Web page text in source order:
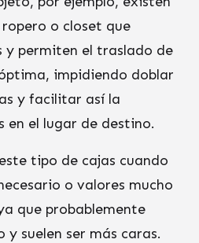
o closet que
y permiten el traslado de
impidiendo doblar
y facilitar así la
en el lugar de destino.
tipo de cajas cuando
o valores mucho
que probablemente
y suelen ser más caras.